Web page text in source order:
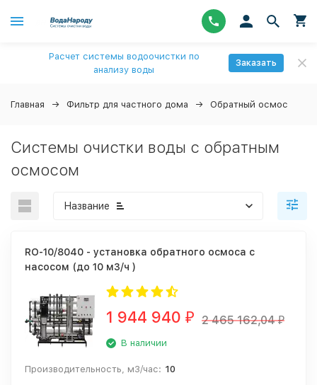
Расчет системы водоочистки по
анализу воды
Заказать
Главная Фильтр для частного дома Обратный осмос
Системы очистки воды с обратным
осмосом
Название
RO-10/8040 - установка обратного осмоса с
насосом (до 10 м3/ч )
1 944 940 ₽ 2 465 162,04 ₽
В наличии
Производительность, м3/час: 10